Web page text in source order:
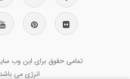
تمامی حقوق برای این وب
انرژی می